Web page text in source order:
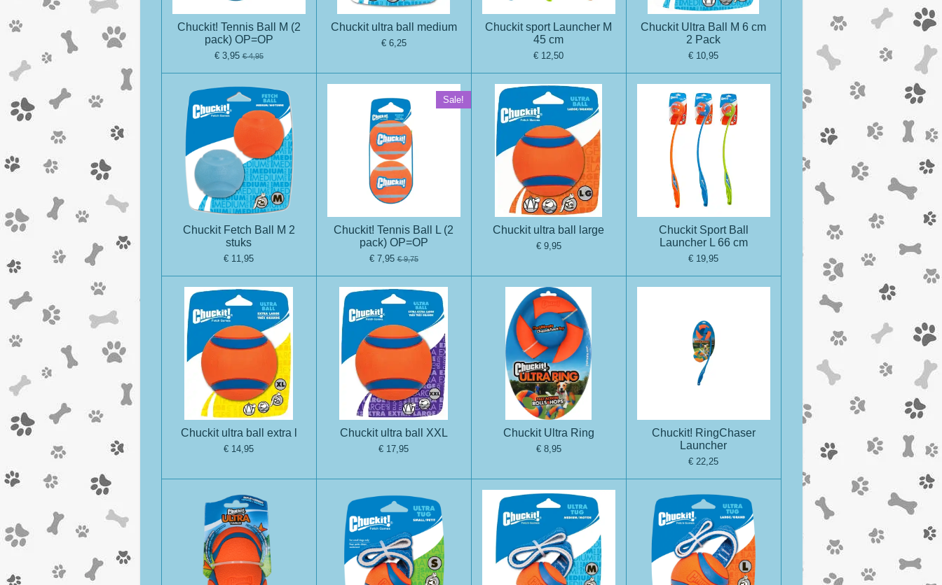
Chuckit! Tennis Ball M (2
pack) OP=OP
€ 3,95 € 4,95
Chuckit ultra ball medium
€ 6,25
Chuckit sport Launcher M
45 cm
€ 12,50
Chuckit Ultra Ball M 6 cm
2 Pack
€ 10,95
Chuckit Fetch Ball M 2
stuks
€ 11,95
Sale!
Chuckit! Tennis Ball L (2
pack) OP=OP
€ 7,95 € 9,75
Chuckit ultra ball large
€ 9,95
Chuckit Sport Ball
Launcher L 66 cm
€ 19,95
Chuckit ultra ball extra l
€ 14,95
Chuckit ultra ball XXL
€ 17,95
Chuckit Ultra Ring
€ 8,95
Chuckit! RingChaser
Launcher
€ 22,25